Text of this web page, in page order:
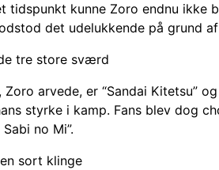
tidspunkt kunne Zoro endnu ikke
det udelukkende på grund
tre store sværd
arvede, er “Sandai Kitetsu”
styrke i kamp. Fans blev dog
no Mi”.
sort klinge